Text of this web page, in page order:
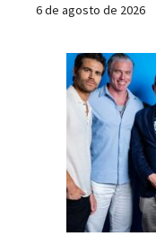
6 de agosto de 2026